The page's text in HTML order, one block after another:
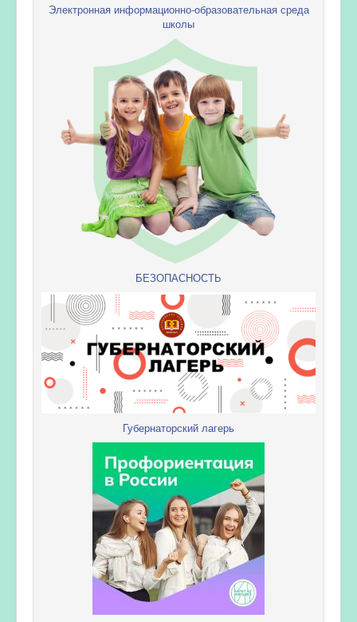
Электронная информационно-образовательная среда
школы
БЕЗОПАСНОСТЬ
Губернаторский лагерь